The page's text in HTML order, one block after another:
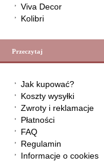
Viva Decor
Kolibri
Przeczytaj
Jak kupować?
Koszty wysyłki
Zwroty i reklamacje
Płatności
FAQ
Regulamin
Informacje o cookies